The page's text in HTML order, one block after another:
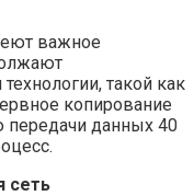
важное
такой как
копирование
передачи данных 40
сеть